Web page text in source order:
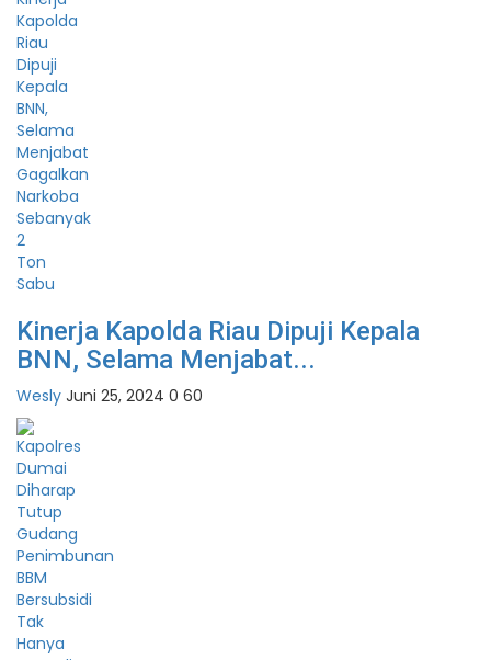
Kinerja Kapolda Riau Dipuji Kepala
BNN, Selama Menjabat...
Wesly Juni 25, 2024 0 60